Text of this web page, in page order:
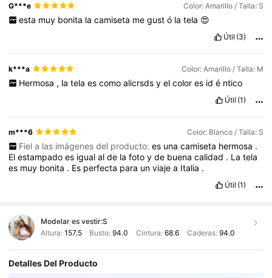
G***e Color: Amarillo / Talla: S
esta muy bonita la camiseta me gust ó la tela 😍
Útil (3)
k***a Color: Amarillo / Talla: M
Hermosa , la tela es como alicrsds y el color es id é ntico
Útil (1)
m***6 Color: Blanco / Talla: S
Fiel a las imágenes del producto: es una camiseta hermosa .
Elestampadoes igualalde lafotoyde buenacalidad . Latela
es muy bonita . Es perfecta para unviajea Italia .
Útil (1)
Modelar es vestir:S
Altura: 157.5 Busto:94.0 Cintura: 68.6 Caderas: 94.0
Detalles Del Producto